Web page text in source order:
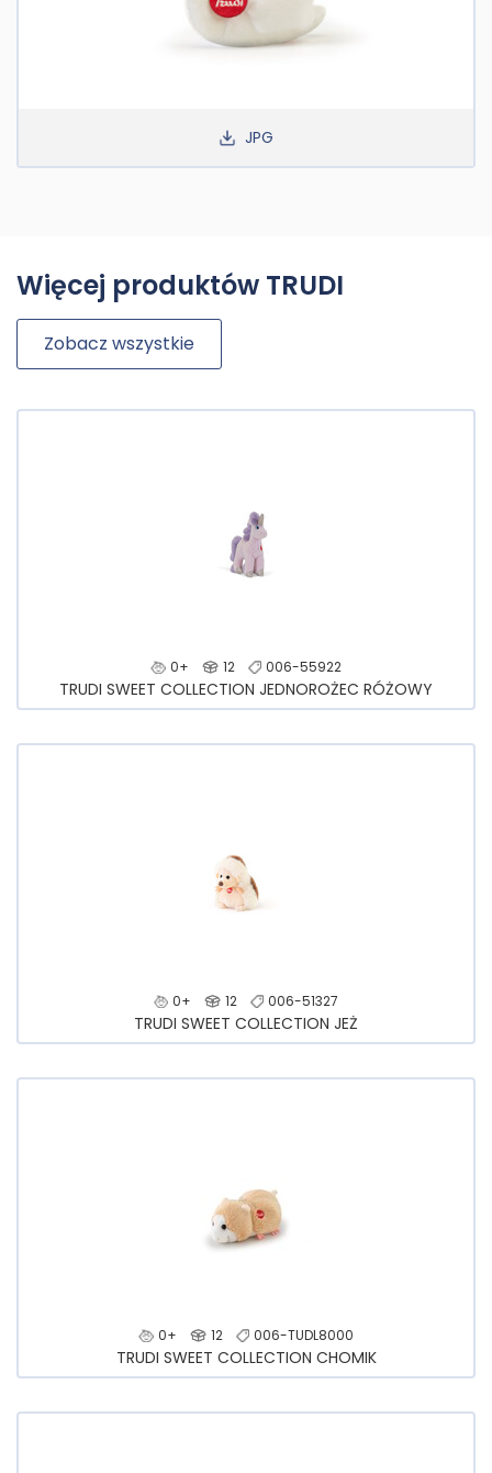
JPG
Więcej produktów TRUDI
Zobacz wszystkie
0+ 12 006-55922
TRUDI SWEET COLLECTION JEDNOROŻEC RÓŻOWY
0+ 12 006-51327
TRUDI SWEET COLLECTION JEŻ
0+ 12 006-TUDL8000
TRUDI SWEET COLLECTION CHOMIK